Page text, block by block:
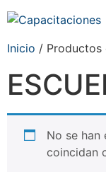
Inicio / Productos
No se
coincidan